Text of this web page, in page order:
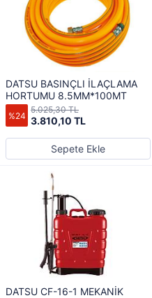
DATSU BASINÇLI İLAÇLAMA
HORTUMU 8.5MM*100MT
%24 3.810,10 TL
5.025,30 TL
Sepete Ekle
DATSU CF-16-1 MEKANİK